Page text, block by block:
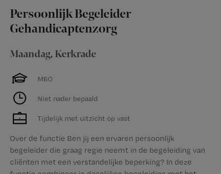
Persoonlijk Begeleider
Gehandicaptenzorg
Maandag, Kerkrade
MBO
Niet nader bepaald
Tijdelijk met uitzicht op vast
Over de functie Ben jij een ervaren persoonlijk
begeleider die graag regie neemt in de begeleiding van
cliënten met een verstandelijke beperking? In deze